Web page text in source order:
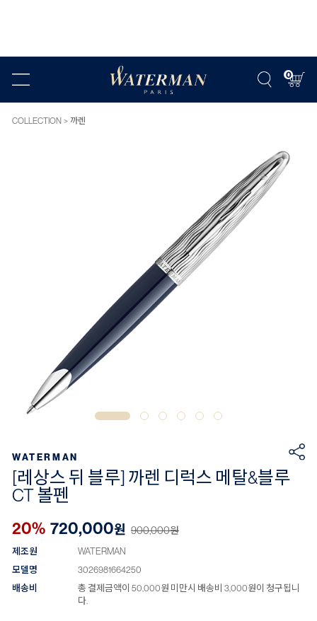
0
COLLECTION 까렌
WATERMAN
[레상스 뒤 블루] 까렌 디럭스 메탈&블루
CT 볼펜
20% 720,000원 900,000원
제조원
WATERMAN
모델명
3026981664250
배송비
총 결제금액이 50,000원 미만시 배송비 3,000원이 청구됩니
다.